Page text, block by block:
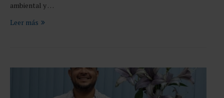
ambiental y …
Leer más